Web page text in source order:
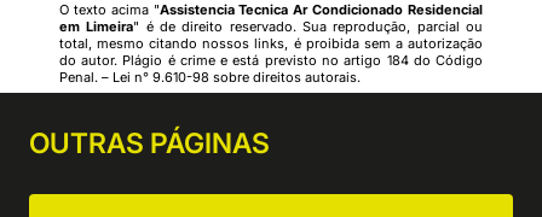
O texto acima "Assistencia Tecnica Ar Condicionado Residencial
em Limeira" é de direito reservado. Sua reprodução, parcial ou
total, mesmo citando nossos links, é proibida sem a autorização
do autor. Plágio é crime e está previsto no artigo 184 do Código
Penal. – Lei n° 9.610-98 sobre direitos autorais.
OUTRAS PÁGINAS